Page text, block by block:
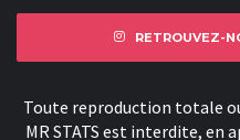
RETROUVEZ-
Toute reproduction totale
MR STATS est interdite, en